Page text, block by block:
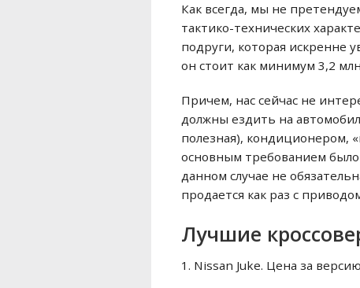
Как всегда, мы не
тактико-технических
подруги, которая искренне
он стоит как минимум 3,2
Причем, нас сейчас не
должны ездить на
полезная), кондиционером,
основным требованием
данном случае не
продается как раз с
Лучшие
1. Nissan Juke. Цена за